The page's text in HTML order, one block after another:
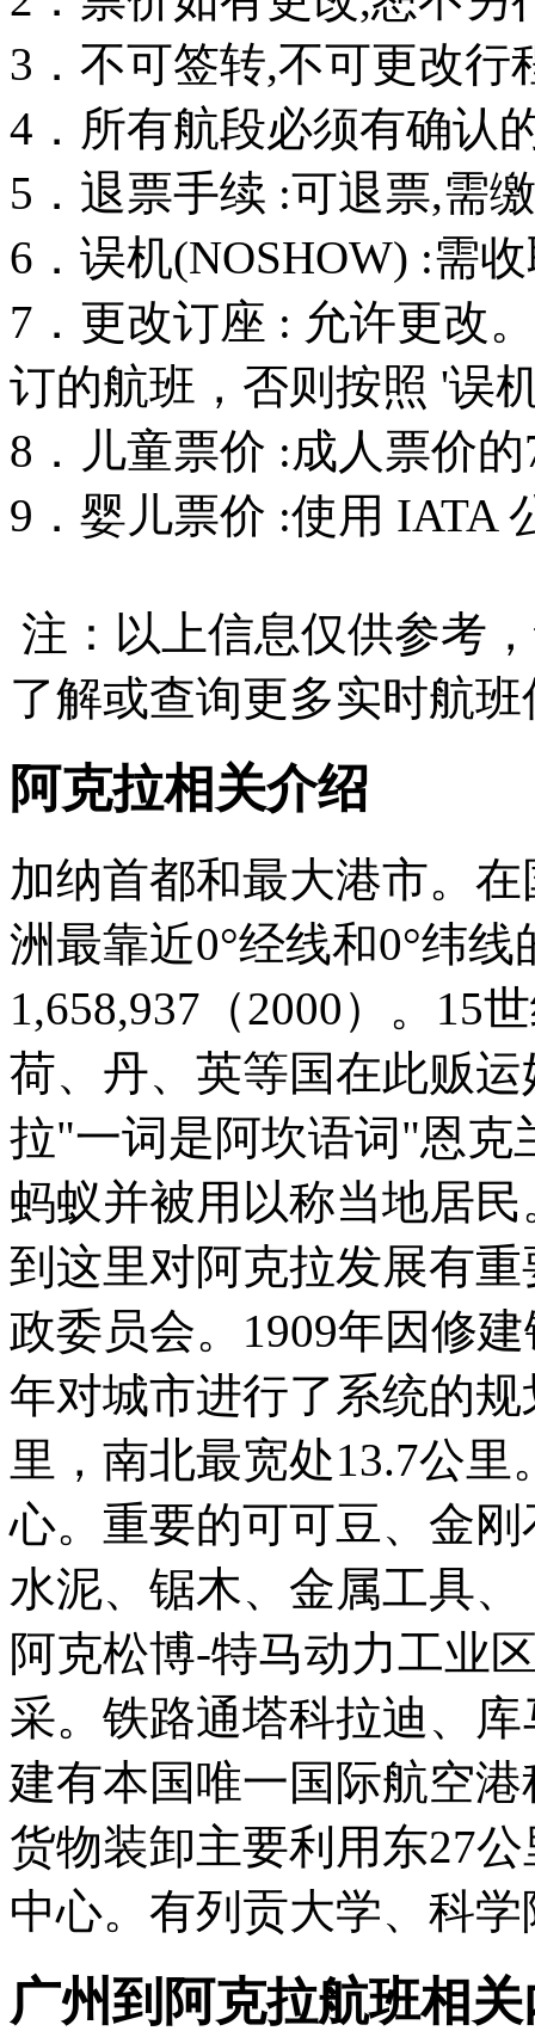
3．不可签转,不可更改行
4．所有航段必须有确认
5．退票手续 :可退票,需
6．误机(NOSHOW) :需
7．更改订座 : 允许更改
订的航班，否则按照 '误
8．儿童票价 :成人票价的
9．婴儿票价 :使用 IATA
注：以上信息仅供参考
了解或查询更多实时航
阿克拉相关介绍
加纳首都和最大港市。
洲最靠近0°经线和0°纬
1,658,937（2000）。15
荷、丹、英等国在此贩
拉"一词是阿坎语词"恩克
蚂蚁并被用以称当地居
到这里对阿克拉发展有
政委员会。1909年因修
年对城市进行了系统的
里，南北最宽处13.7公
心。重要的可可豆、金
水泥、锯木、金属工具
阿克松博-特马动力工业
采。铁路通塔科拉迪、
建有本国唯一国际航空
货物装卸主要利用东27
中心。有列贡大学、科
广州到阿克拉航班相